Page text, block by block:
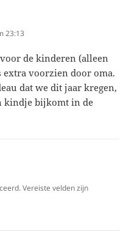
23:13
de kinderen (alleen
voorzien door oma.
dat we dit jaar kregen,
kindje bijkomt in de
Vereiste velden zijn